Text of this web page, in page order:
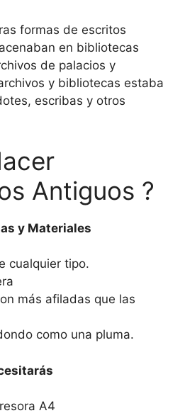
formas de escritos
en bibliotecas
de palacios y
y bibliotecas estaba
escribas y otros
Antiguos ?
y Materiales
cualquier tipo.
más afiladas que las
como una pluma.
A4